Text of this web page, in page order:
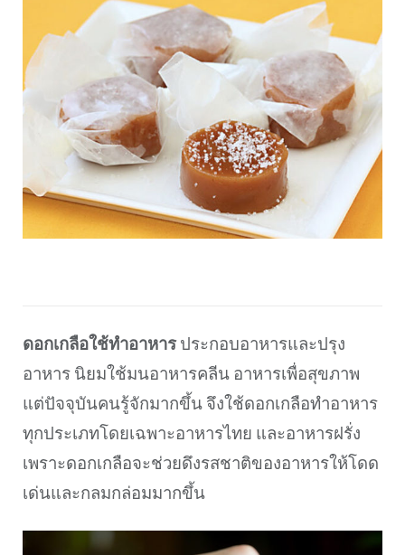
ดอกเกลือใช้ทำอาหารประกอบอาหารและปรุง
อาหาร นิยมใช้มนอาหารคลีน อาหารเพื่อสุขภาพ
แต่ปัจจุบันคนรู้จักมากขึ้น จึงใช้ดอกเกลือทำอาหาร
ทุกประเภทโดยเฉพาะอาหารไทย และอาหารฝรั่ง
เพราะดอกเกลือจะช่วยดึงรสชาติของอาหารให้โดด
เด่นและกลมกล่อมมากขึ้น